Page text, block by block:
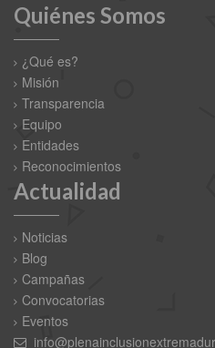
Quiénes Somos
¿Qué es?
Misión
Transparencia
Equipo
Entidades
Reconocimientos
Actualidad
Noticias
Blog
Campañas
Convocatorias
Eventos